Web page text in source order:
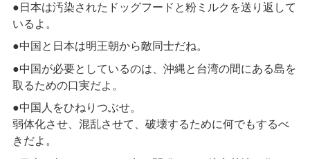
●日本は汚染されたドッグフードと粉ミルクを送り返して
いるよ。
●中国と日本は明王朝から敵同士だね。
●中国が必要としているのは、沖縄と台湾の間にある島を
取るための口実だよ。
●中国人をひねりつぶせ。
弱体化させ、混乱させて、破壊するために何でもするべ
きだよ。